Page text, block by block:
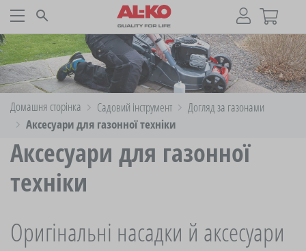
Домашня сторінка Садовий iнструмент
Догляд за газонами
Аксесуари для газонної техніки
Аксесуари для газонної
техніки
Оригінальні насадки й аксесуари